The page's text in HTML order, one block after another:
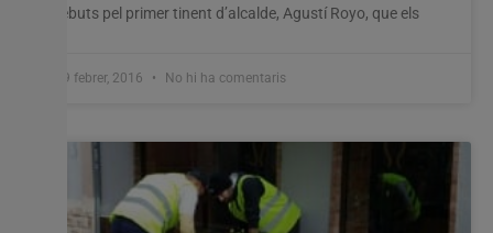
rebuts pel primer tinent d’alcalde, Agustí Royo, que els
19 febrer, 2016 No hi ha comentaris